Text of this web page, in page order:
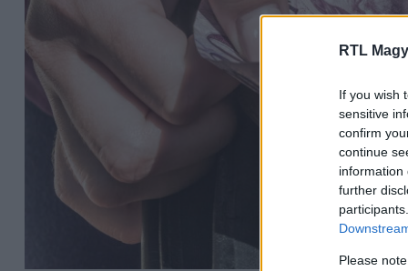
RTL
If you wish
sensitive
confirm
continue
information
further
Please